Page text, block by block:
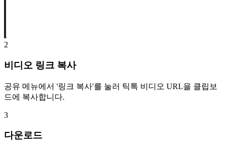
2
비디오 링크 복사
공유 메뉴에서 '링크 복사'를 눌러 틱톡 비디오 URL을 클립보
드에 복사합니다.
3
다운로드